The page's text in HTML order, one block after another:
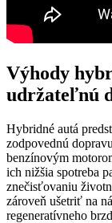
Výhody
udržateľnú
Hybridné autá
zodpovednú
benzínovým
ich nižšia spotreba
znečisťovaniu
zároveň ušetriť na
regeneratívneho